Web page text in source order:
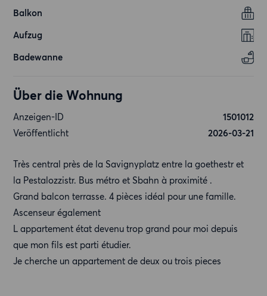
Balkon
Aufzug
Badewanne
Über die Wohnung
Anzeigen-ID
1501012
Veröffentlicht
2026-03-21
Très central près de la Savignyplatz entre la goethestr et
la Pestalozzistr. Bus métro et Sbahn à proximité .
Grand balcon terrasse. 4 pièces idéal pour une famille.
Ascenseur également
L appartement état devenu trop grand pour moi depuis
que mon fils est parti étudier.
Je cherche un appartement de deux ou trois pieces